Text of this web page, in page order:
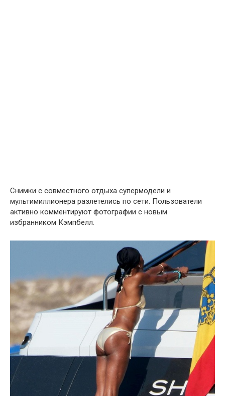
Снимки с совместного отдыха супермодели и
мультимиллионера разлетелись по сети. Пользователи
активно комментируют фотографии с новым
избранником Кэмпбелл.